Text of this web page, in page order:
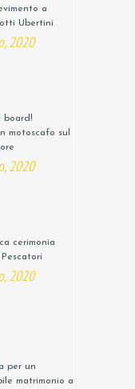
a
Ubertini
2020
board!
motoscafo sul
2020
cerimonia
Pescatori
2020
per un
matrimonio a